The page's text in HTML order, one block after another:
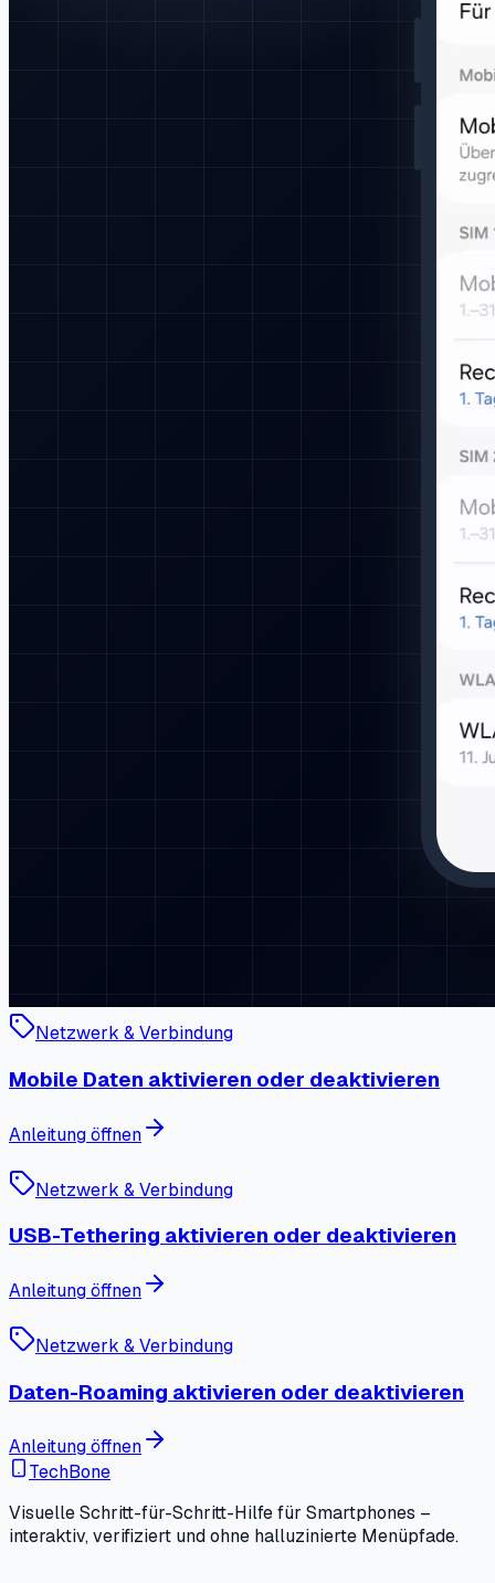
Netzwerk & Verbindung
Mobile Daten aktivieren oder deaktivieren
Anleitung öffnen
Netzwerk & Verbindung
USB-Tethering aktivieren oder deaktivieren
Anleitung öffnen
Netzwerk & Verbindung
Daten-Roaming aktivieren oder deaktivieren
Anleitung öffnen
TechBone
Visuelle Schritt-für-Schritt-Hilfe für Smartphones –
interaktiv, verifiziert und ohne halluzinierte Menüpfade.